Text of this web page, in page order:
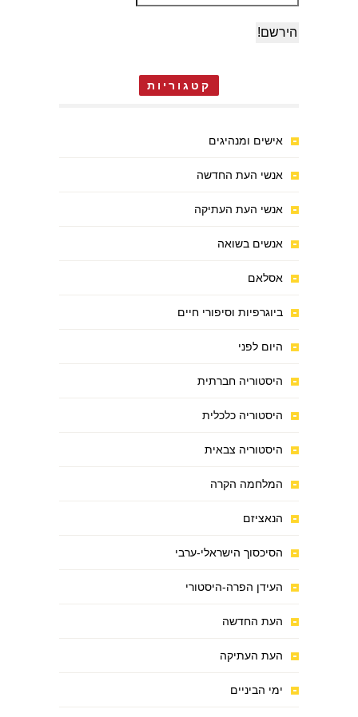
קטגוריות
אישים ומנהיגים
אנשי העת החדשה
אנשי העת העתיקה
אנשים בשואה
אסלאם
ביוגרפיות וסיפורי חיים
היום לפני
היסטוריה חברתית
היסטוריה כלכלית
היסטוריה צבאית
המלחמה הקרה
הנאציזם
הסיכסוך הישראלי-ערבי
העידן הפרה-היסטורי
העת החדשה
העת העתיקה
ימי הביניים